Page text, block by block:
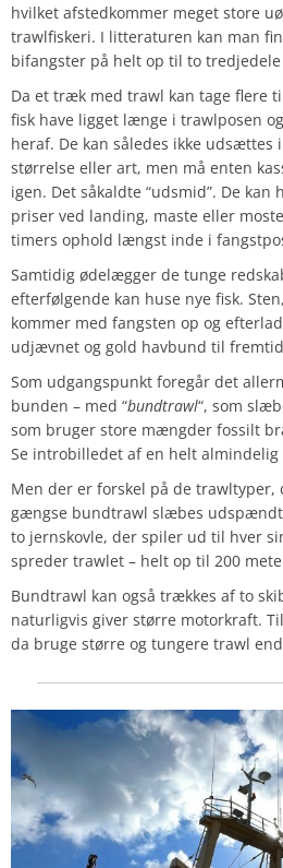
hvilket afstedkommer meget store
trawlfiskeri. I litteraturen kan man
bifangster på helt op til to
Da et træk med trawl kan tage flere
fisk have ligget længe i trawlposen
heraf. De kan således ikke udsættes
størrelse eller art, men må enten
igen. Det såkaldte “udsmid”. De
priser ved landing, maste eller
timers ophold længst inde i
Samtidig ødelægger de tunge
efterfølgende kan huse nye fisk.
kommer med fangsten op og
udjævnet og gold havbund til
Som udgangspunkt foregår det
bunden – med “bundtrawl“, som
som bruger store mængder fossilt
Se introbilledet af en helt almindelig
Men der er forskel på de trawltyper,
gængse bundtrawl slæbes
to jernskovle, der spiler ud til hver
spreder trawlet – helt op til 200
Bundtrawl kan også trækkes af to
naturligvis giver større motorkraft.
da bruge større og tungere trawl